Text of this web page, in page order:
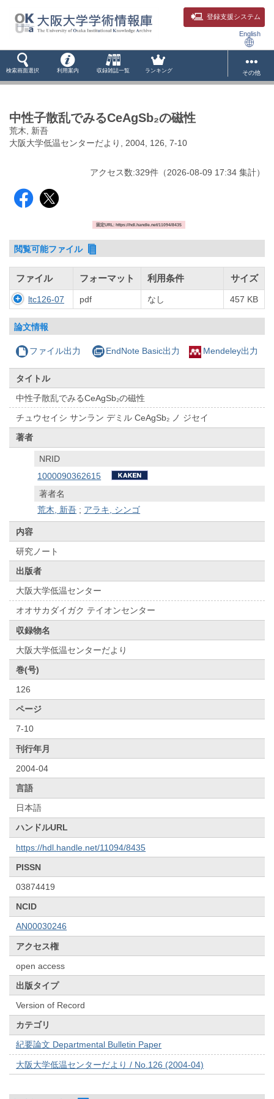
登録支援システム
English
検索画面選択 利用案内 収録雑誌一覧 ランキング その他
中性子散乱でみるCeAgSb₂の磁性
荒木, 新吾
大阪大学低温センターだより, 2004, 126, 7-10
アクセス数:329件 （2026-08-09 17:34 集計）
固定URL: https://hdl.handle.net/11094/8435
閲覧可能ファイル
ファイル フォーマット 利用条件 サイズ
ltc126-07 pdf なし 457 KB
論文情報
ファイル出力 EndNote Basic出力 Mendeley出力
タイトル
中性子散乱でみるCeAgSb₂の磁性
チュウセイシ サンラン デミル CeAgSb₂ ノ ジセイ
著者
NRID
1000090362615
著者名
荒木, 新吾 ; アラキ, シンゴ
内容
研究ノート
出版者
大阪大学低温センター
オオサカダイガク テイオンセンター
収録物名
大阪大学低温センターだより
巻(号)
126
ページ
7-10
刊行年月
2004-04
言語
日本語
ハンドルURL
https://hdl.handle.net/11094/8435
PISSN
03874419
NCID
AN00030246
アクセス権
open access
出版タイプ
Version of Record
カテゴリ
紀要論文 Departmental Bulletin Paper
大阪大学低温センターだより / No.126 (2004-04)